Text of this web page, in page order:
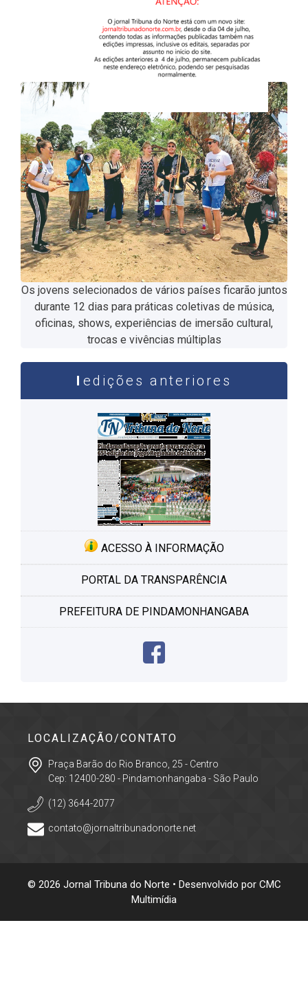
Os jovens selecionados de vários países ficarão juntos
durante 12 dias para práticas coletivas de música,
oficinas, shows, experiências de imersão cultural,
trocas e vivências múltiplas
edições anteriores
ACESSO À INFORMAÇÃO
PORTAL DA TRANSPARÊNCIA
PREFEITURA DE PINDAMONHANGABA
LOCALIZAÇÃO/CONTATO
Praça Barão do Rio Branco, 25 - Centro
Cep: 12400-280 - Pindamonhangaba - São Paulo
(12) 3644-2077
contato@jornaltribunadonorte.net
© 2026 Jornal Tribuna do Norte • Desenvolvido por CMC
Multimídia